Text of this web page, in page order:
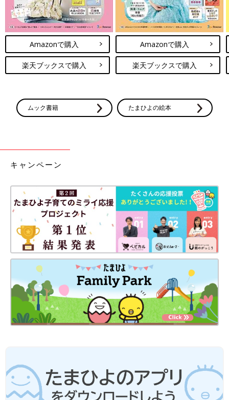
Amazonで購入
楽天ブックスで購入
Amazonで購入
楽天ブックスで購入
ムック書籍 たまひよの絵本
キャンペーン